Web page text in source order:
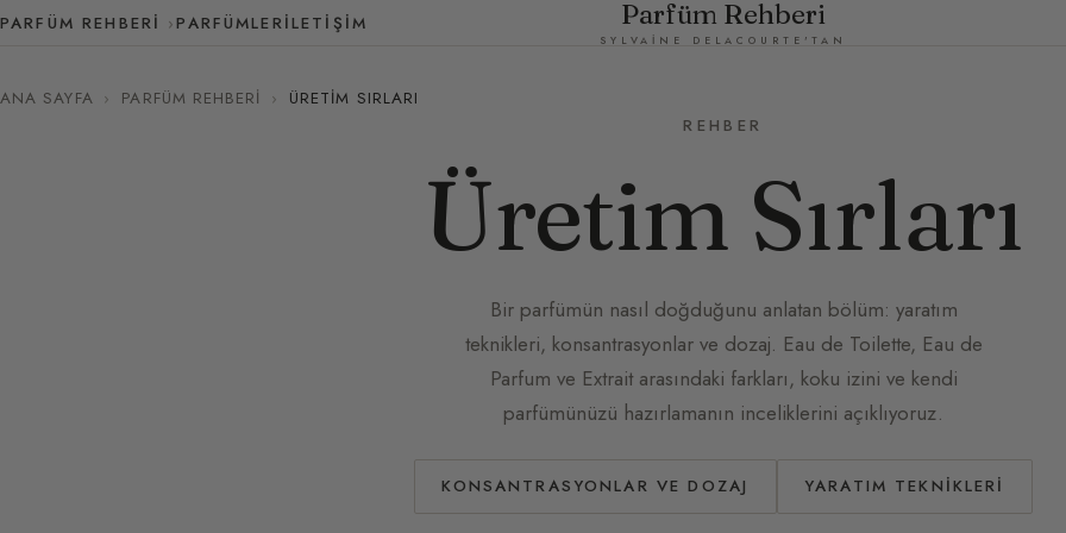
PARFÜM REHBERI PARFÜMLERİLETIŞIM Parfüm Rehberi
SYLVAINE DELACOURTE'TAN
ANA SAYFA › PARFÜM REHBERI ›
ÜRETIM SIRLARI
REHBER
Üretim Sırları
Bir parfümün nasıl doğduğunu anlatan bölüm: yaratım
teknikleri, konsantrasyonlar ve dozaj. Eau de Toilette, Eau de
Parfum ve Extrait arasındaki farkları, koku izini ve kendi
parfümünüzü hazırlamanın inceliklerini açıklıyoruz.
KONSANTRASYONLAR VE DOZAJ YARATIM TEKNIKLERI